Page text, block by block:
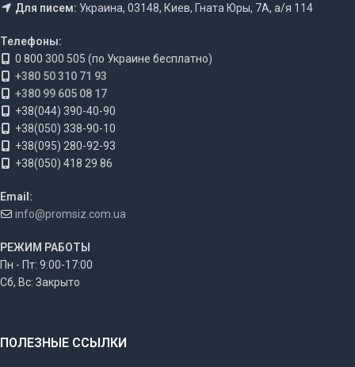
Для писем: Украина, 03148, Киев, Гната Юры, 7А, а/я 114
Телефоны:
0 800 300 505 (по Украине бесплатно)
+380 50 310 71 93
+380 99 605 08 17
+38(044) 390-40-90
+38(050) 338-90-10
+38(095) 280-92-93
+38(050) 418 29 86
Email:
info@promsiz.com.ua
РЕЖИМ РАБОТЫ
Пн - Пт: 9:00-17:00
Сб, Вс: Закрыто
ПОЛЕЗНЫЕ ССЫЛКИ